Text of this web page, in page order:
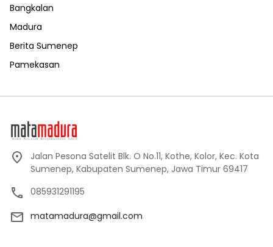
Bangkalan
Madura
Berita Sumenep
Pamekasan
Jalan Pesona Satelit Blk. O No.11, Kothe, Kolor, Kec. Kota
Sumenep, Kabupaten Sumenep, Jawa Timur 69417
085931291195
matamadura@gmail.com